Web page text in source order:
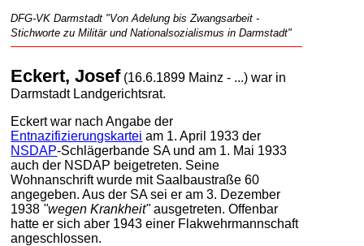
DFG-VK Darmstadt "Von Adelung bis Zwangsarbeit -
Stichworte zu Militär und Nationalsozialismus in Darmstadt"
Eckert, Josef(16.6.1899 Mainz - ...) war in
Darmstadt Landgerichtsrat.
Eckert war nach Angabe der
Entnazifizierungskartei am 1. April 1933 der
NSDAP-Schlägerbande SA und am 1. Mai 1933
auch der NSDAP beigetreten. Seine
Wohnanschrift wurde mit Saalbaustraße 60
angegeben. Aus der SA sei er am 3. Dezember
1938 "wegen Krankheit"ausgetreten. Offenbar
hatte er sich aber 1943 einer Flakwehrmannschaft
angeschlossen.